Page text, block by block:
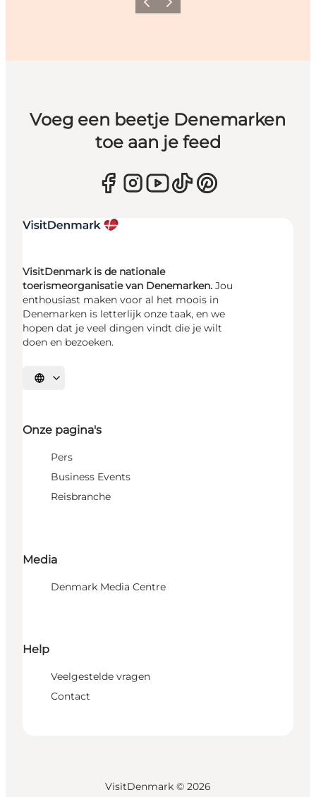
Vorige Volgende
Voeg een beetje Denemarken
toe aan je feed
VisitDenmark is de nationale
toerismeorganisatie van Denemarken. Jou
enthousiast maken voor al het moois in
Denemarken is letterlijk onze taak, en we
hopen dat je veel dingen vindt die je wilt
doen en bezoeken.
Selecteer taal
Onze pagina's
Pers
Business Events
Reisbranche
Media
Denmark Media Centre
Help
Veelgestelde vragen
Contact
VisitDenmark © 2026